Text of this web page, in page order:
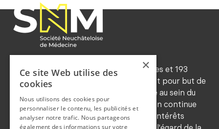
Forte d'environ 545 membres ordinaires et 193
honoraires (2024), la SNM a notamment pour but de
maintenir les traditions de déontologie au sein du
corps médical, de favoriser la formation continue
de ses membres, de sauvegarder leurs intérêts
×
Ce site Web utilise des
cookies
Nous utilisons des cookies pour
personnaliser le contenu, les publicités et
analyser notre trafic. Nous partageons
également des informations sur votre